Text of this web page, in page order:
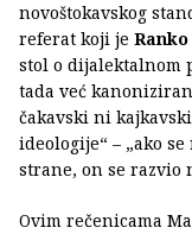
novoštokavskog
referat koji je
stol o dijalektalnom
tada već
čakavski ni
ideologije“ – „ako
strane, on se razvio
Ovim rečenicama